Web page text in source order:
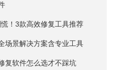
！3款高效修复工具推荐
场景解决方案含专业工具
复软件怎么选才不踩坑